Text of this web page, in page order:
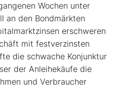
Wochen unter
an den Bondmärkten
erschweren
mit festverzinsten
die schwache Konjunktur
der Anleihekäufe die
und Verbraucher